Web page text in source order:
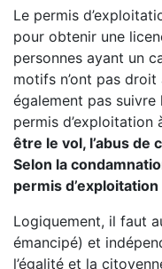
Le permis
pour obtenir une
personnes ayant un
motifs n’ont pas
également pas
permis d’exploitation
être le vol, l’abus de
Selon la
permis
Logiquement, il faut
émancipé) et
l’égalité et la